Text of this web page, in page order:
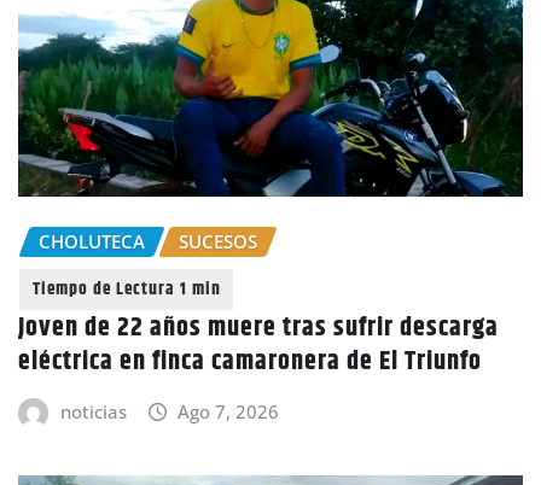
CHOLUTECA SUCESOS
Joven de 22 años muere tras sufrir descarga
eléctrica en finca camaronera de El Triunfo
noticias Ago 7, 2026